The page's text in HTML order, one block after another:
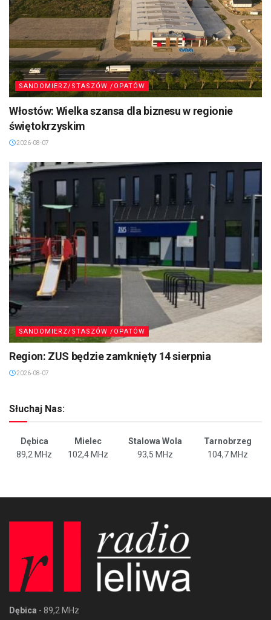
SANDOMIERZ/STASZÓW /OPATÓW
Włostów: Wielka szansa dla biznesu w regionie
świętokrzyskim
2026-08-07
SANDOMIERZ/STASZÓW /OPATÓW
Region: ZUS będzie zamknięty 14 sierpnia
2026-08-07
Słuchaj Nas:
Dębica Mielec Stalowa Wola
Tarnobrzeg
89,2 MHz
102,4 MHz 93,5 MHz 104,7 MHz
Dębica - 89,2 MHz